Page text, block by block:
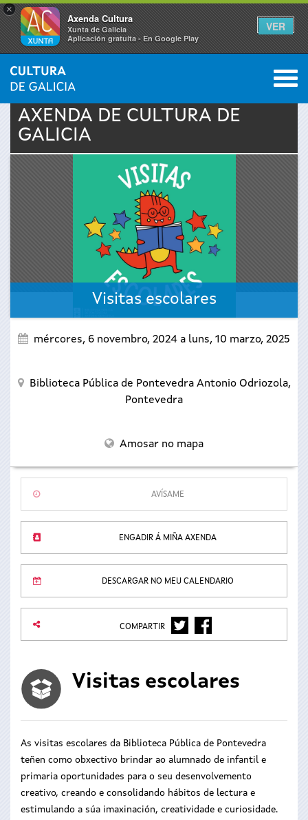
×
Axenda Cultura
Xunta de Galicia
Aplicación gratuíta - En Google Play
VER
Vostede
está
INICIO › ACTUALIDADE 0
AXENDA DE CULTURA DE
GALICIA
Visitas escolares
mércores, 6 novembro, 2024 a luns, 10 marzo, 2025
Biblioteca Pública de Pontevedra Antonio Odriozola,
Pontevedra
Amosar no mapa
AVÍSAME
ENGADIR Á MIÑA AXENDA
DESCARGAR NO MEU CALENDARIO
COMPARTIR TWITTERFACEBOOK
Visitas escolares
As visitas escolares da Biblioteca Pública de Pontevedra
teñen como obxectivo brindar ao alumnado de infantil e
primaria oportunidades para o seu desenvolvemento
creativo, creando e consolidando hábitos de lectura e
estimulando a súa imaxinación, creatividade e curiosidade.